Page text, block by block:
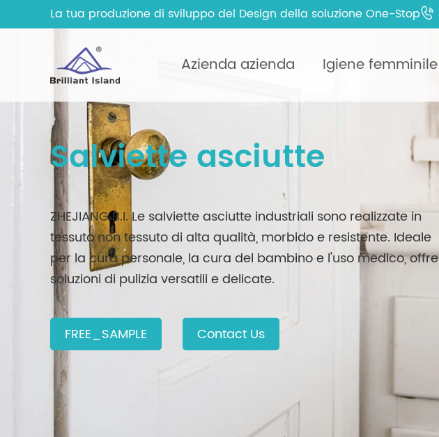
La tua produzione di sviluppo del Design della soluzione One-Stop
Azienda azienda Igiene femminile
Salviette asciutte
ZHEJIANG B.I. Le salviette asciutte industriali sono realizzate in
tessuto non tessuto di alta qualità, morbido e resistente. Ideale
per la cura personale, la cura del bambino e l'uso medico, offre
soluzioni di pulizia versatili e delicate.
FREE_SAMPLE Contact Us